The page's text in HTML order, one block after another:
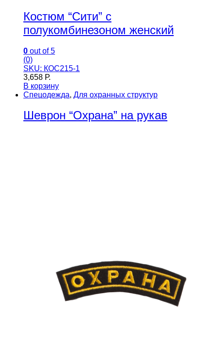
Костюм “Сити” с
полукомбинезоном женский
0 out of 5
(0)
SKU: КОС215-1
3,658 Р.
В корзину
Спецодежда, Для охранных структур
Шеврон “Охрана” на рукав